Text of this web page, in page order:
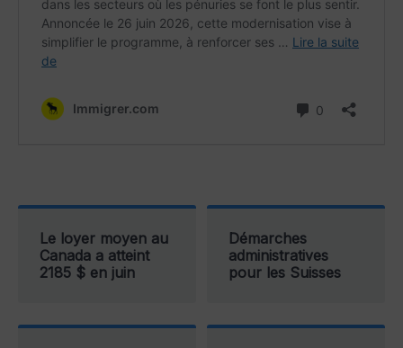
Le loyer moyen au
Canada a atteint
2185 $ en juin
Démarches
administratives
pour les Suisses